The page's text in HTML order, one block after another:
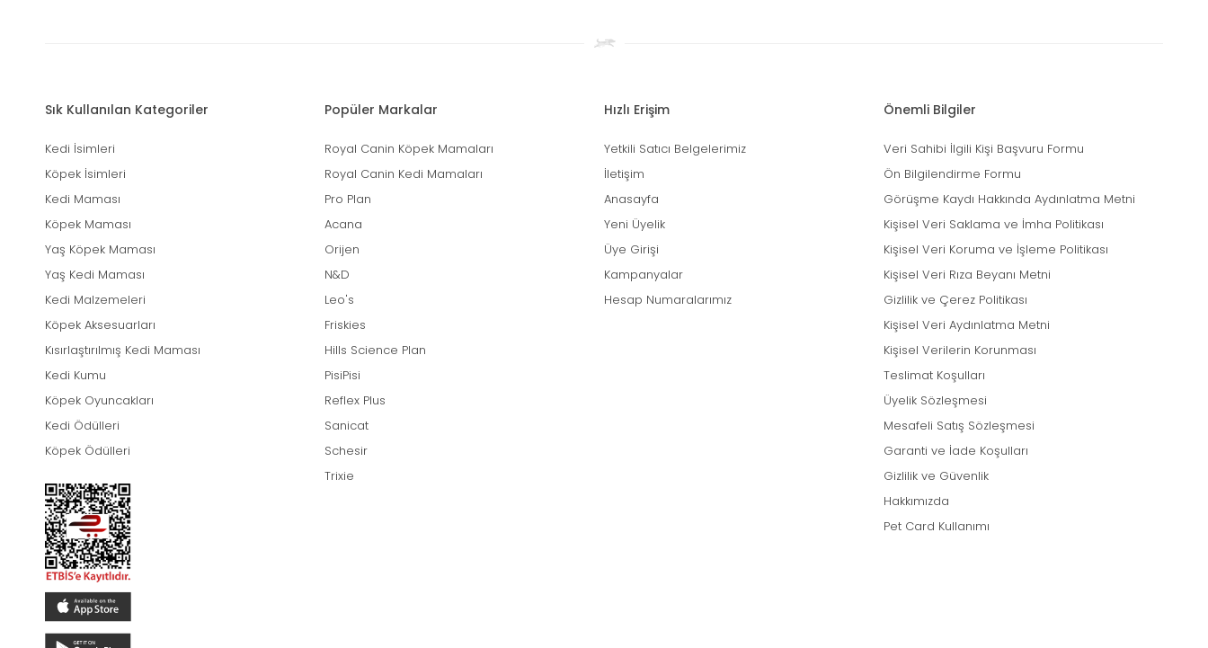
Sık Kullanılan Kategoriler
Kedi İsimleri
Köpek İsimleri
Kedi Maması
Köpek Maması
Yaş Köpek Maması
Yaş Kedi Maması
Kedi Malzemeleri
Köpek Aksesuarları
Kısırlaştırılmış Kedi Maması
Kedi Kumu
Köpek Oyuncakları
Kedi Ödülleri
Köpek Ödülleri
Popüler Markalar
Royal Canin Köpek Mamaları
Royal Canin Kedi Mamaları
Pro Plan
Acana
Orijen
N&D
Leo's
Friskies
Hills Science Plan
PisiPisi
Reflex Plus
Sanicat
Schesir
Trixie
Hızlı Erişim
Yetkili Satıcı Belgelerimiz
İletişim
Anasayfa
Yeni Üyelik
Üye Girişi
Kampanyalar
Hesap Numaralarımız
Önemli Bilgiler
Veri Sahibi İlgili Kişi Başvuru Formu
Ön Bilgilendirme Formu
Görüşme Kaydı Hakkında Aydınlatma Metni
Kişisel Veri Saklama ve İmha Politikası
Kişisel Veri Koruma ve İşleme Politikası
Kişisel Veri Rıza Beyanı Metni
Gizlilik ve Çerez Politikası
Kişisel Veri Aydınlatma Metni
Kişisel Verilerin Korunması
Teslimat Koşulları
Üyelik Sözleşmesi
Mesafeli Satış Sözleşmesi
Garanti ve İade Koşulları
Gizlilik ve Güvenlik
Hakkımızda
Pet Card Kullanımı